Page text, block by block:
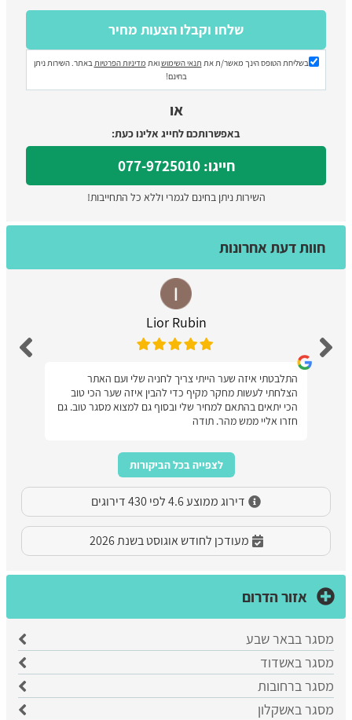
בשליחת הטופס הינך מאשר/ת את תנאי השימושואת מדיניות הפרטיותבאתר. השירות ניתן
בחינם!
או
באפשרותכם לחייג אלינו כעת:
חייגו: 077-9725010
השירות ניתן בחינם לגמרי וללא כל התחייבות!
חוות דעת אחרונות
Lior Rubin
התלבטתי איזה שער הייתי צריך לחניה שלי ועם האתר
הצלחתי לעשות מחקר מקיף כדי להבין איזה שער הכי טוב
הכי יתאים בהתאם למחיר שלי ובסוף גם למצוא מסגר טוב. גם
חזרו אליי ממש מהר. תודה
לצפייה בכל הביקורות
דירוג ממוצע 4.6 לפי 430 דירוגים
מעודכן לחודש אוגוסט בשנת 2026
אזור הדרום
מסגר בבאר שבע
​מסגר באשדוד
מסגר ברחובות
מסגר באשקלון